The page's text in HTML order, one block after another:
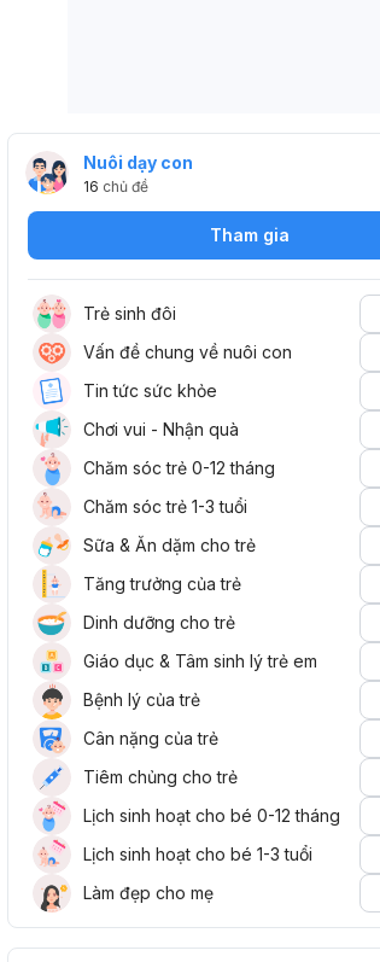
Nuôi dạy con
16 chủ đề
Tham gia
Trẻ sinh đôi
Vấn đề chung về nuôi con
Tin tức sức khỏe
Chơi vui - Nhận quà
Chăm sóc trẻ 0-12 tháng
Chăm sóc trẻ 1-3 tuổi
Sữa & Ăn dặm cho trẻ
Tăng trưởng của trẻ
Dinh dưỡng cho trẻ
Giáo dục & Tâm sinh lý trẻ em
Bệnh lý của trẻ
Cân nặng của trẻ
Tiêm chủng cho trẻ
Lịch sinh hoạt cho bé 0-12 tháng
Lịch sinh hoạt cho bé 1-3 tuổi
Làm đẹp cho mẹ